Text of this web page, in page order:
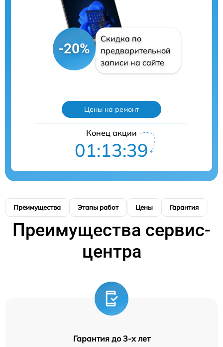
-20%
Скидка по
предварительной
записи на сайте
Цены на ремонт
Конец акции
01:13:38
Преимущества Этапы работ Цены Гарантия
Преимущества сервис-
центра
Гарантия до 3-х лет